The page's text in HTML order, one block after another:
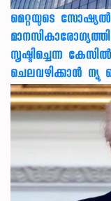
മെറ്റയുടെ
സൃഷ്ടിച്ചെന്ന
ചെലവഴിക്കാന്‍